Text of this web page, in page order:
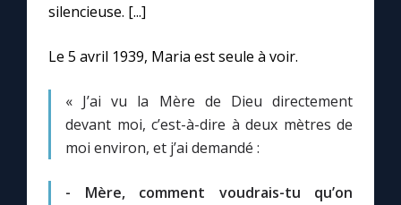
1000 Raisons de Croire
Chapelet pour le monde
silencieuse. [...]
Le 5 avril 1939, Maria est seule à voir.
« J’ai vu la Mère de Dieu directement
devant moi, c’est-à-dire à deux mètres de
moi environ, et j’ai demandé :
- Mère, comment voudrais-tu qu’on